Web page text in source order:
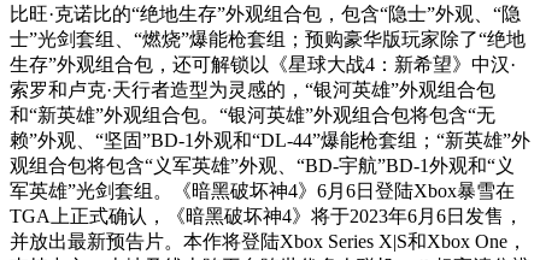
比旺·克诺比的“绝地生存”外观组合包，包含“隐士”外观、“隐
士”光剑套组、“燃烧”爆能枪套组；预购豪华版玩家除了“绝地
生存”外观组合包，还可解锁以《星球大战4：新希望》中汉·
索罗和卢克·天行者造型为灵感的，“银河英雄”外观组合包
和“新英雄”外观组合包。“银河英雄”外观组合包将包含“无
赖”外观、“坚固”BD-1外观和“DL-44”爆能枪套组；“新英雄”外
观组合包将包含“义军英雄”外观、“BD-宇航”BD-1外观和“义
军英雄”光剑套组。《暗黑破坏神4》6月6日登陆Xbox暴雪在
TGA上正式确认，《暗黑破坏神4》将于2023年6月6日发售，
并放出最新预告片。本作将登陆Xbox Series X|S和Xbox One，